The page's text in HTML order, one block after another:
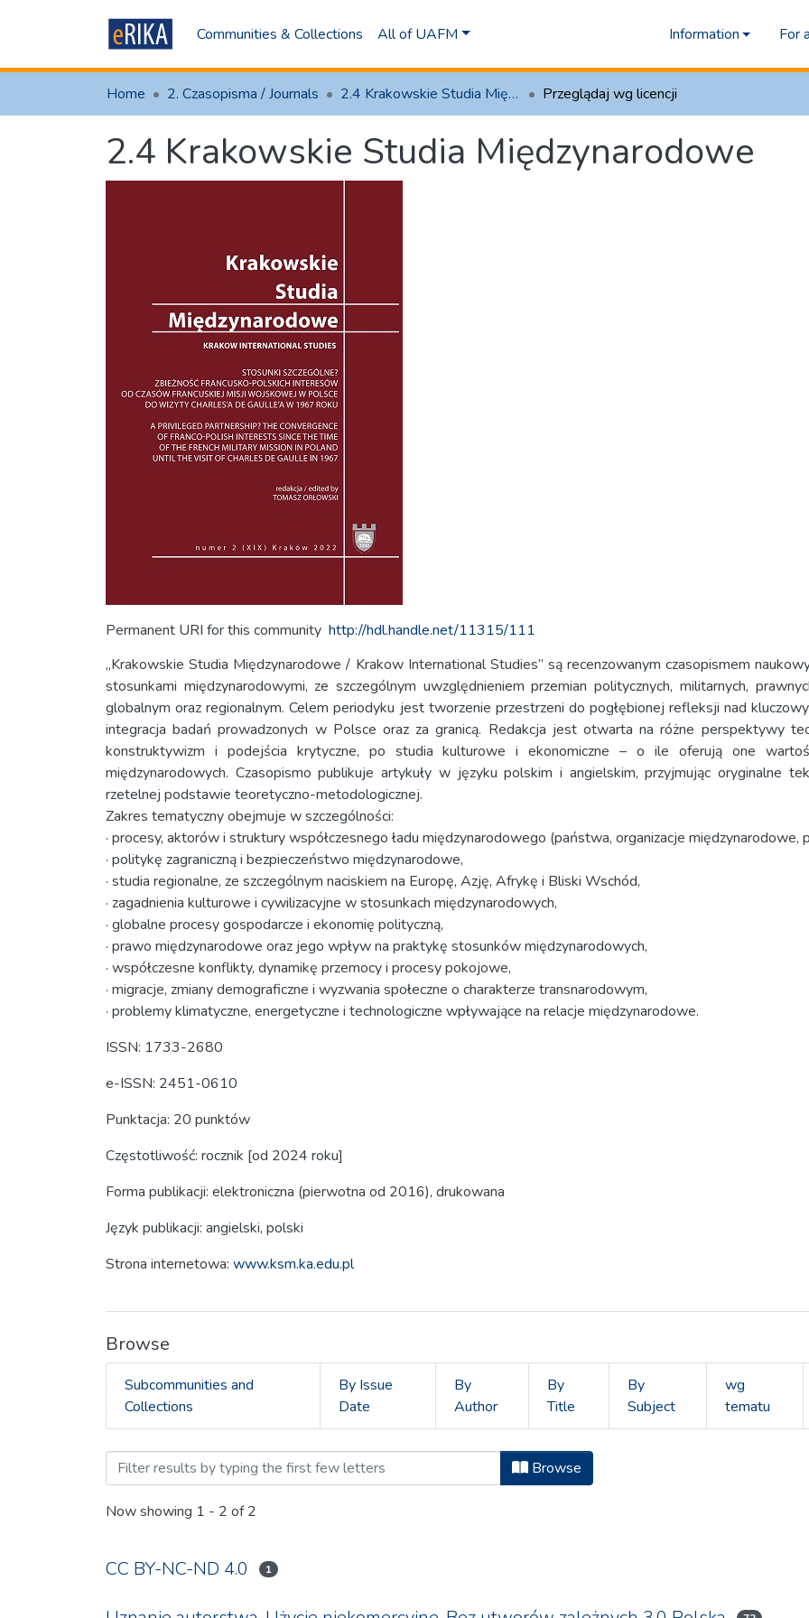
Communities & Collections All of UAFM Information For
Home 2. Czasopisma / Journals 2.4 Krakowskie Studia Międzynarodowe Przeglądaj wg licencji
2.4 Krakowskie Studia Międzynarodowe
Permanent URI for this community http://hdl.handle.net/11315/111
„Krakowskie Studia Międzynarodowe / Krakow International Studies” są recenzowanym czasopismem
stosunkami międzynarodowymi, ze szczególnym uwzględnieniem przemian politycznych, militarnych,
globalnym oraz regionalnym. Celem periodyku jest tworzenie przestrzeni do pogłębionej refleksji nad
integracja badań prowadzonych w Polsce oraz za granicą. Redakcja jest otwarta na różne perspektywy
konstruktywizm i podejścia krytyczne, po studia kulturowe i ekonomiczne – o ile oferują one
międzynarodowych. Czasopismo publikuje artykuły w języku polskim i angielskim, przyjmując oryginalne
rzetelnej podstawie teoretyczno-metodologicznej.
Zakres tematyczny obejmuje w szczególności:
· procesy, aktorów i struktury współczesnego ładu międzynarodowego (państwa, organizacje
· politykę zagraniczną i bezpieczeństwo międzynarodowe,
· studia regionalne, ze szczególnym naciskiem na Europę, Azję, Afrykę i Bliski Wschód,
· zagadnienia kulturowe i cywilizacyjne w stosunkach międzynarodowych,
· globalne procesy gospodarcze i ekonomię polityczną,
· prawo międzynarodowe oraz jego wpływ na praktykę stosunków międzynarodowych,
· współczesne konflikty, dynamikę przemocy i procesy pokojowe,
· migracje, zmiany demograficzne i wyzwania społeczne o charakterze transnarodowym,
· problemy klimatyczne, energetyczne i technologiczne wpływające na relacje międzynarodowe.
ISSN: 1733-2680
e-ISSN: 2451-0610
Punktacja: 20 punktów
Częstotliwość: rocznik [od 2024 roku]
Forma publikacji: elektroniczna (pierwotna od 2016), drukowana
Język publikacji: angielski, polski
Strona internetowa: www.ksm.ka.edu.pl
Browse
Subcommunities and
Collections
By Issue
Date
By
Author
By
Title
By
Subject
wg
tematu
Browsing 2.4 Krakowskie Studia Międzynarodowe by Licencja
Browse
Now showing 1 - 2 of 2
CC BY-NC-ND 4.0 1